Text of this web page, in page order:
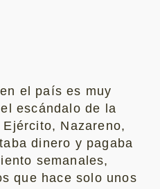
el país es muy
escándalo de la
Nazareno,
dinero y pagaba
semanales,
que hace solo unos